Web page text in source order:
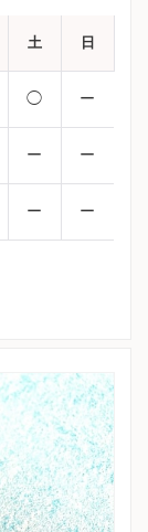
土 日
◯ ー
ー ー
ー ー
は16:00~18:00
合わせくださ